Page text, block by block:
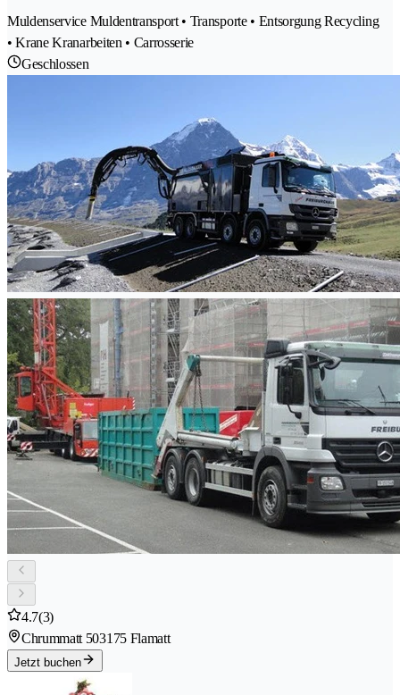
Muldenservice Muldentransport • Transporte • Entsorgung Recycling
• Krane Kranarbeiten • Carrosserie
Geschlossen
4.7(3)
Chrummatt 503175 Flamatt
Jetzt buchen